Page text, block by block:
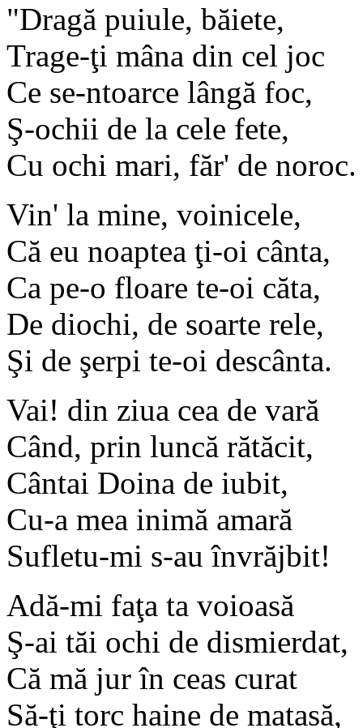
"Dragă puiule, băiete,
Trage-ţi mâna din cel joc
Ce se-ntoarce lângă foc,
Ş-ochii de la cele fete,
Cu ochi mari, făr' de noroc.
Vin' la mine, voinicele,
Că eu noaptea ţi-oi cânta,
Ca pe-o floare te-oi căta,
De diochi, de soarte rele,
Şi de şerpi te-oi descânta.
Vai! din ziua cea de vară
Când, prin luncă rătăcit,
Cântai Doina de iubit,
Cu-a mea inimă amară
Sufletu-mi s-au învrăjbit!
Adă-mi faţa ta voioasă
Ş-ai tăi ochi de dismierdat,
Că mă jur în ceas curat
Să-ţi torc haine de matasă,